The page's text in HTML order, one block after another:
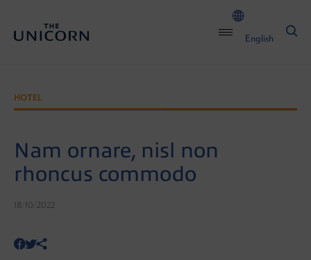
English
HOTEL
Nam ornare, nisl non
rhoncus commodo
18/10/2022